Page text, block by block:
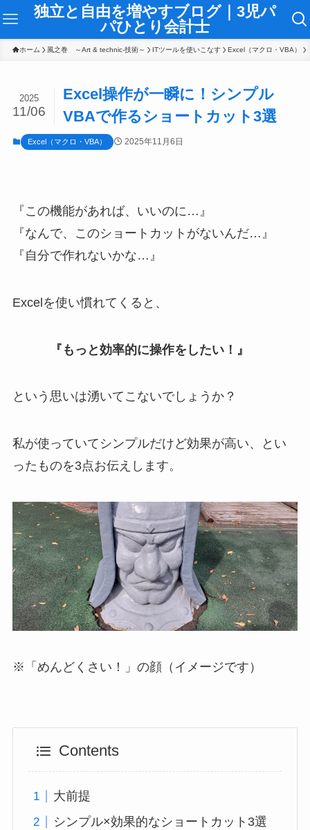
独立と自由を増やすブログ｜3児パ
パひとり会計士
ホーム 風之巻 ～Art & technic-技術～ ITツールを使いこなす Excel（マクロ・VBA）
Excel操作が一瞬に！シンプル
VBAで作るショートカット3選
2025
11/06
Excel（マクロ・VBA） 2025年11月6日
『この機能があれば、いいのに…』
『なんで、このショートカットがないんだ…』
『自分で作れないかな…』
Excelを使い慣れてくると、
『もっと効率的に操作をしたい！』
という思いは湧いてこないでしょうか？
私が使っていてシンプルだけど効果が高い、とい
ったものを3点お伝えします。
※「めんどくさい！」の顔（イメージです）
Contents
大前提
シンプル×効果的なショートカット3選